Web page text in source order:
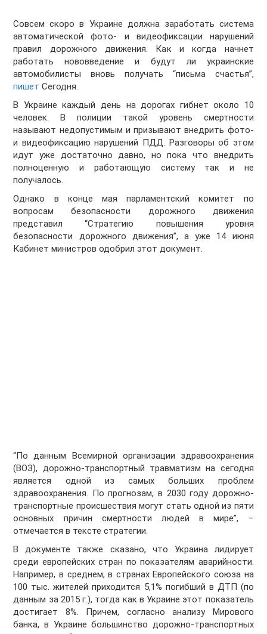
Совсем скоро в Украине должна заработать система
автоматической фото- и видеофиксации нарушений
правил дорожного движения. Как и когда начнет
работать нововведение и будут ли украинские
автомобилисты вновь получать “письма счастья”,
пишет Сегодня.
В Украине каждый день на дорогах гибнет около 10
человек. В полиции такой уровень смертности
называют недопустимым и призывают внедрить фото-
и видеофиксацию нарушений ПДД. Разговоры об этом
идут уже достаточно давно, но пока что внедрить
полноценную и работающую систему так и не
получалось.
Однако в конце мая парламентский комитет по
вопросам безопасности дорожного движения
представил “Стратегию повышения уровня
безопасности дорожного движения”, а уже 14 июня
Кабинет министров одобрил этот документ.
“По данным Всемирной организации здравоохранения
(ВОЗ), дорожно-транспортный травматизм на сегодня
является одной из самых больших проблем
здравоохранения. По прогнозам, в 2030 году дорожно-
транспортные происшествия могут стать одной из пяти
основных причин смертности людей в мире”, –
отмечается в тексте стратегии.
В документе также сказано, что Украина лидирует
среди европейских стран по показателям аварийности.
Например, в среднем, в странах Европейского союза на
100 тыс. жителей приходится 5,1% погибший в ДТП (по
данным за 2015 г.), тогда как в Украине этот показатель
достигает 8%. Причем, согласно анализу Мирового
банка, в Украине большинство дорожно-транспортных